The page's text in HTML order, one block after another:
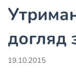
догляд
19.10.2015